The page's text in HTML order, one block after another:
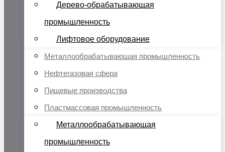
Дерево-обрабатывающая
промышленность
Лифтовое оборудование
Металлообрабатывающая промышленность
Нефтегазовая сфера
Пищевые производства
Пластмассовая промышленность
Металлообрабатывающая
промышленность